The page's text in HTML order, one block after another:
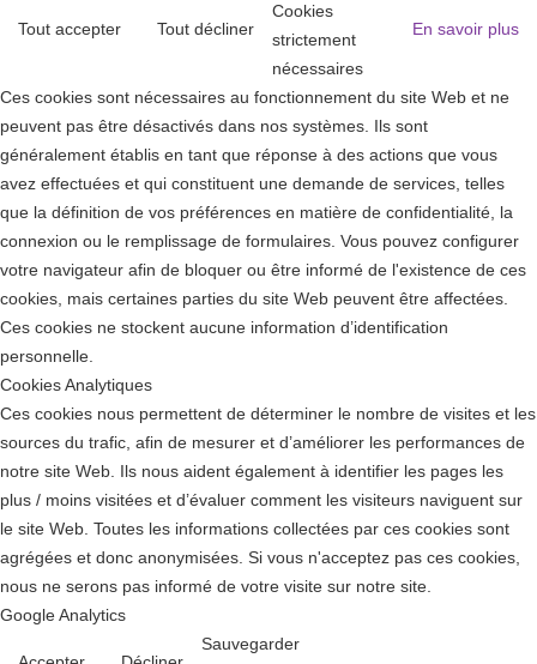
Tout accepter Tout décliner En savoir plus
Cookies
strictement
nécessaires
Ces cookies sont nécessaires au fonctionnement du site Web et ne
peuvent pas être désactivés dans nos systèmes. Ils sont
généralement établis en tant que réponse à des actions que vous
avez effectuées et qui constituent une demande de services, telles
que la définition de vos préférences en matière de confidentialité, la
connexion ou le remplissage de formulaires. Vous pouvez configurer
votre navigateur afin de bloquer ou être informé de l'existence de ces
cookies, mais certaines parties du site Web peuvent être affectées.
Ces cookies ne stockent aucune information d’identification
personnelle.
Cookies Analytiques
Ces cookies nous permettent de déterminer le nombre de visites et les
sources du trafic, afin de mesurer et d’améliorer les performances de
notre site Web. Ils nous aident également à identifier les pages les
plus / moins visitées et d’évaluer comment les visiteurs naviguent sur
le site Web. Toutes les informations collectées par ces cookies sont
agrégées et donc anonymisées. Si vous n'acceptez pas ces cookies,
nous ne serons pas informé de votre visite sur notre site.
Google Analytics
Sauvegarder